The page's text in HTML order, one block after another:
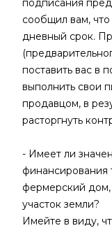
сообщил вам,
дневный срок.
поставить вас в
выполнить свои
продавцом, в
расторгнуть
- Имеет ли
финансирования
фермерский
участок земли?
Имейте в виду,